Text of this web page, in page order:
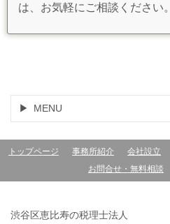
は、お気軽にご相談ください。
MENU
トップページ 事務所紹介 会社設立
お問合せ・無料相談
渋谷区恵比寿の税理士法人